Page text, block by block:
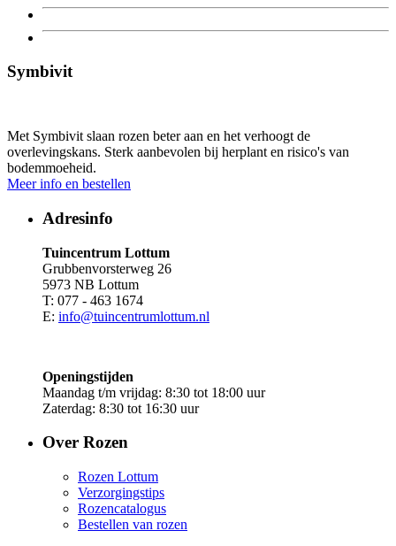
Symbivit
Met Symbivit slaan rozen beter aan en het verhoogt de
overlevingskans. Sterk aanbevolen bij herplant en risico's van
bodemmoeheid.
Meer info en bestellen
Adresinfo
Tuincentrum Lottum
Grubbenvorsterweg 26
5973 NB Lottum
T: 077 - 463 1674
E: info@tuincentrumlottum.nl
Openingstijden
Maandag t/m vrijdag: 8:30 tot 18:00 uur
Zaterdag: 8:30 tot 16:30 uur
Over Rozen
Rozen Lottum
Verzorgingstips
Rozencatalogus
Bestellen van rozen